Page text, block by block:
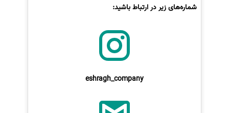
شماره‌های زیر در ارتباط باشید:
eshragh_company